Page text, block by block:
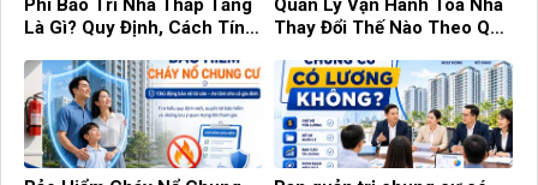
BTV NỘI DUNG